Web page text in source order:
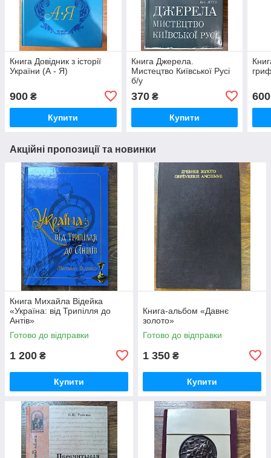
Книга Довідник з історії
України (А - Я)
900 ₴
Купити
Книга Джерела.
Мистецтво Київської Русі
б/у
370₴
Купити
600
Акційні пропозиції та новинки
Книга Михайла Відейка
«Україна: від Трипілля до
Антів»
Готово до відправки
1 200 ₴
Купити
Книга-альбом «Давнє
золото»
Готово до відправки
1 350 ₴
Купити